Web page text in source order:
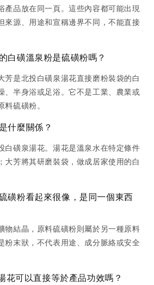
產品放在同一頁。這些內容都可能出現
來源、用途和宣稱邊界不同，不能直接
白磺溫泉粉是硫磺粉嗎？
芳是北投白磺泉湯花直接磨粉裝袋的白
、半身浴或足浴。它不是工業、農業或
硫磺粉。
什麼關係？
白磺泉湯花。湯花是溫泉水在特定條件
大芳將其研磨裝袋，做成居家使用的白
磺粉看起來很像，是同一個東西
物結晶，原料硫磺粉則屬於另一種原料
粉末狀，不代表用途、成分脈絡或安全
花可以直接等於產品功效嗎？